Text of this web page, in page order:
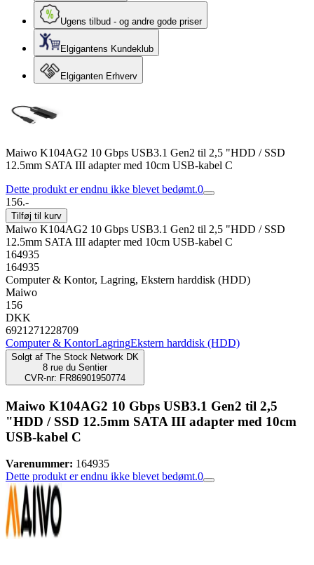
Ugens tilbud - og andre gode priser
Elgigantens Kundeklub
Elgiganten Erhverv
Maiwo K104AG2 10 Gbps USB3.1 Gen2 til 2,5 "HDD / SSD
12.5mm SATA III adapter med 10cm USB-kabel C
Dette produkt er endnu ikke blevet bedømt.0
156.-
Tilføj til kurv
Maiwo K104AG2 10 Gbps USB3.1 Gen2 til 2,5 "HDD / SSD
12.5mm SATA III adapter med 10cm USB-kabel C
164935
164935
Computer & Kontor, Lagring, Ekstern harddisk (HDD)
Maiwo
156
DKK
6921271228709
Computer & KontorLagringEkstern harddisk (HDD)
Solgt af The Stock Network DK
8 rue du Sentier
CVR-nr: FR86901950774
Maiwo K104AG2 10 Gbps USB3.1 Gen2 til 2,5
"HDD / SSD 12.5mm SATA III adapter med 10cm
USB-kabel C
Varenummer: 164935
Dette produkt er endnu ikke blevet bedømt.0